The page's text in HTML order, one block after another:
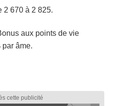
2 670 à 2 825.
aux points de vie
par âme.